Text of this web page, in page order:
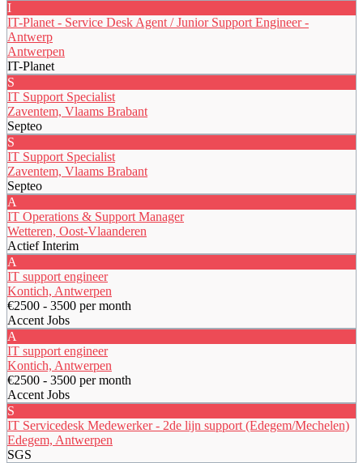
I
IT-Planet - Service Desk Agent / Junior Support Engineer -
Antwerp
Antwerpen
IT-Planet
S
IT Support Specialist
Zaventem, Vlaams Brabant
Septeo
S
IT Support Specialist
Zaventem, Vlaams Brabant
Septeo
A
IT Operations & Support Manager
Wetteren, Oost-Vlaanderen
Actief Interim
A
IT support engineer
Kontich, Antwerpen
€2500 - 3500 per month
Accent Jobs
A
IT support engineer
Kontich, Antwerpen
€2500 - 3500 per month
Accent Jobs
S
IT Servicedesk Medewerker - 2de lijn support (Edegem/Mechelen)
Edegem, Antwerpen
SGS